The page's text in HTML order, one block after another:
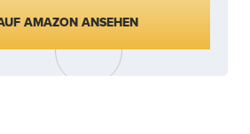
AMAZON ANSEHEN